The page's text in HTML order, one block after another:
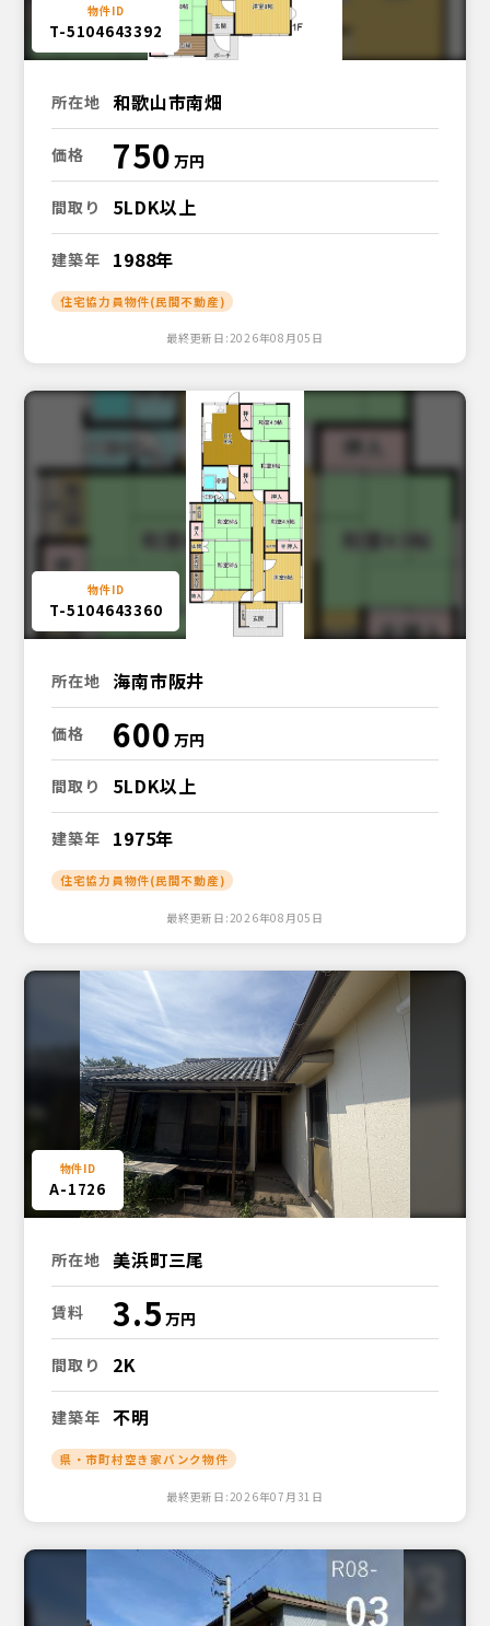
T-5104643392
所在地 和歌山市南畑
価格 750
間取り 5LDK以上
建築年 1988年
住宅協力員物件(民間不動産)
最終更新日:2026年08月05日
T-5104643360
所在地 海南市阪井
価格 600
間取り 5LDK以上
建築年 1975年
住宅協力員物件(民間不動産)
最終更新日:2026年08月05日
A-1726
所在地 美浜町三尾
賃料 3.5
間取り 2K
建築年 不明
県・市町村空き家バンク物件
最終更新日:2026年07月31日